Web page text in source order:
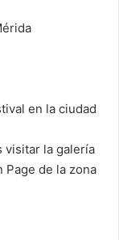
en la ciudad
visitar la galería
de la zona